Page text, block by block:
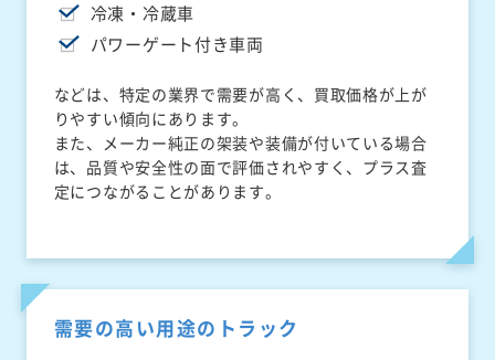
冷凍・冷蔵車
パワーゲート付き車両
などは、特定の業界で需要が高く、買取価格が上が
りやすい傾向にあります。
また、メーカー純正の架装や装備が付いている場合
は、品質や安全性の面で評価されやすく、プラス査
定につながることがあります。
需要の高い用途のトラック